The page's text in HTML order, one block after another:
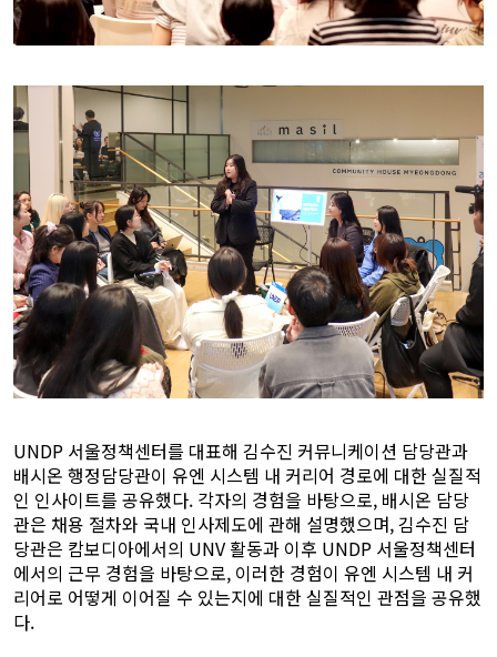
UNDP 서울정책센터를 대표해 김수진 커뮤니케이션 담당관과
배시온 행정담당관이 유엔 시스템 내 커리어 경로에 대한 실질적
인 인사이트를 공유했다. 각자의 경험을 바탕으로, 배시온 담당
관은 채용 절차와 국내 인사제도에 관해 설명했으며, 김수진 담
당관은 캄보디아에서의 UNV 활동과 이후 UNDP 서울정책센터
에서의 근무 경험을 바탕으로, 이러한 경험이 유엔 시스템 내 커
리어로 어떻게 이어질 수 있는지에 대한 실질적인 관점을 공유했
다.